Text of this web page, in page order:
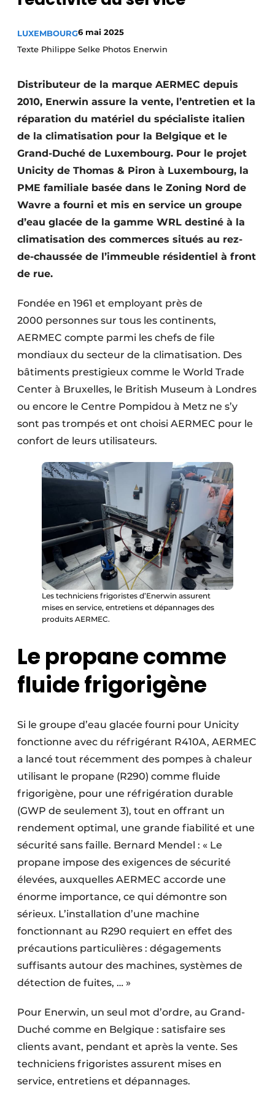
Video’s
Contrôle d’accès
Éclairage
Fondations
Façades
Géotextiles
Infrastructures souterraines et égouttage
Rénovation
Sécurité incendie
Software
Techniques ferroviaires
Travaux ferroviaires
LUXEMBOURG6 mai 2025
Texte Philippe Selke Photos Enerwin
Distributeur de la marque AERMEC depuis
2010, Enerwin assure la vente, l’entretien et la
réparation du matériel du spécialiste italien
de la climatisation pour la Belgique et le
Grand-Duché de Luxembourg. Pour le projet
Unicity de Thomas & Piron à Luxembourg, la
PME familiale basée dans le Zoning Nord de
Wavre a fourni et mis en service un groupe
d’eau glacée de la gamme WRL destiné à la
climatisation des commerces situés au rez-
de-chaussée de l’immeuble résidentiel à front
de rue.
Fondée en 1961 et employant près de
2000 personnes sur tous les continents,
AERMEC compte parmi les chefs de file
mondiaux du secteur de la climatisation. Des
bâtiments prestigieux comme le World Trade
Center à Bruxelles, le British Museum à Londres
ou encore le Centre Pompidou à Metz ne s’y
sont pas trompés et ont choisi AERMEC pour le
confort de leurs utilisateurs.
Les techniciens frigoristes d’Enerwin assurent
mises en service, entretiens et dépannages des
produits AERMEC.
Le propane comme
fluide frigorigène
Si le groupe d’eau glacée fourni pour Unicity
fonctionne avec du réfrigérant R410A, AERMEC
a lancé tout récemment des pompes à chaleur
utilisant le propane (R290) comme fluide
frigorigène, pour une réfrigération durable
(GWP de seulement 3), tout en offrant un
rendement optimal, une grande fiabilité et une
sécurité sans faille. Bernard Mendel : « Le
propane impose des exigences de sécurité
élevées, auxquelles AERMEC accorde une
énorme importance, ce qui démontre son
sérieux. L’installation d’une machine
fonctionnant au R290 requiert en effet des
précautions particulières : dégagements
suffisants autour des machines, systèmes de
détection de fuites, … »
Pour Enerwin, un seul mot d’ordre, au Grand-
Duché comme en Belgique : satisfaire ses
clients avant, pendant et après la vente. Ses
techniciens frigoristes assurent mises en
service, entretiens et dépannages.